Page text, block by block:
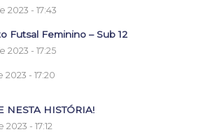
2023 - 17:43
Futsal Feminino – Sub 12
2023 - 17:25
2023 - 17:20
NESTA HISTÓRIA!
- 17:12